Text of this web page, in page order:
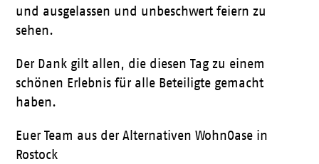
und ausgelassen und unbeschwert feiern zu
sehen.
Der Dank gilt allen, die diesen Tag zu einem
schönen Erlebnis für alle Beteiligte gemacht
haben.
Euer Team aus der Alternativen WohnOase in
Rostock